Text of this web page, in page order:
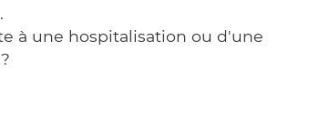
à une hospitalisation ou d'une